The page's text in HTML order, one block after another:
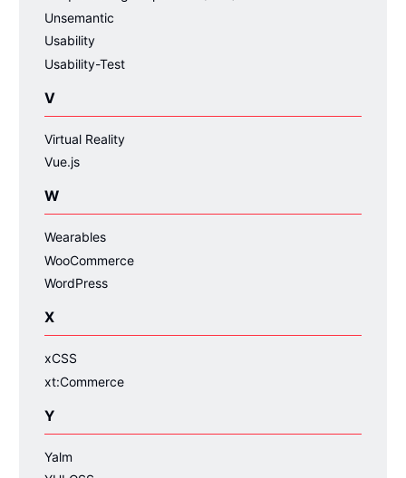
Unsemantic
Usability
Usability-Test
V
Virtual Reality
Vue.js
W
Wearables
WooCommerce
WordPress
X
xCSS
xt:Commerce
Y
Yalm